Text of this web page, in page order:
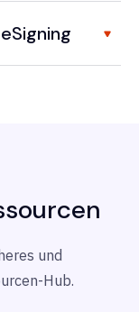
und
Hub.